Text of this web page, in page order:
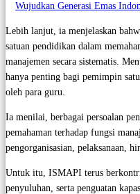
Wujudkan Generasi Emas
Lebih lanjut, ia menjelaskan
satuan pendidikan dalam
manajemen secara sistematis.
hanya penting bagi pemimpin
oleh para guru.
Ia menilai, berbagai persoalan
pemahaman terhadap fungsi
pengorganisasian, pelaksanaan,
Untuk itu, ISMAPI terus
penyuluhan, serta penguatan